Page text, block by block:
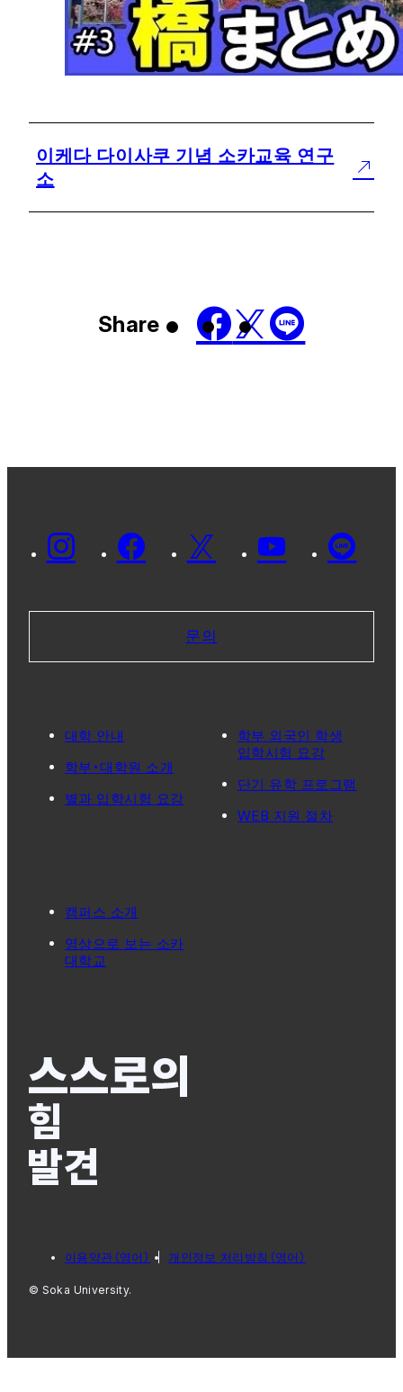
이케다 다이사쿠 기념 소카교육 연구
소
Share
문의
대학 안내
학부・대학원 소개
별과 입학시험 요강
학부 외국인 학생
입학시험 요강
단기 유학 프로그램
WEB 지원 절차
캠퍼스 소개
영상으로 보는 소카
대학교
이용약관（영어） 개인정보 처리방침（영어）
© Soka University.